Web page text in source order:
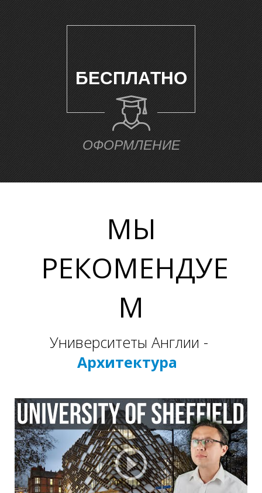
С
БЕСПЛАТНО
ОФОРМЛЕНИЕ
МЫ
РЕКОМЕНДУЕ
М
Университеты Англии -
Архитектура